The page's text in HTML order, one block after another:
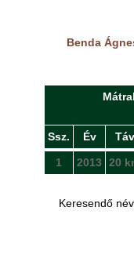
Benda
Ssz. Év Táv
1 2013 20
Keresendő